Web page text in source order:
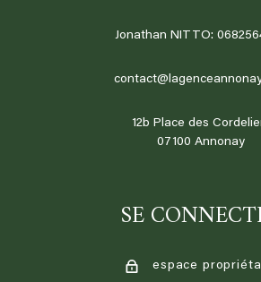
Jonathan NITTO:
12b Place des
07100
annonay
SE
espace